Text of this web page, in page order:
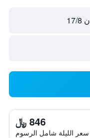
ن 17/8
846 ﷼
سعر الليلة شامل الرسوم